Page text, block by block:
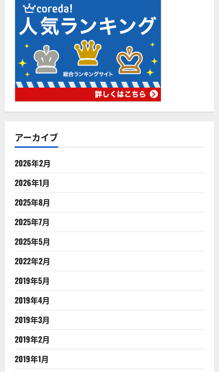
アーカイブ
2026年2月
2026年1月
2025年8月
2025年7月
2025年5月
2022年2月
2019年5月
2019年4月
2019年3月
2019年2月
2019年1月